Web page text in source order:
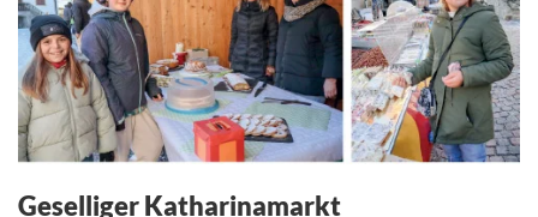
Geselliger Katharinamarkt